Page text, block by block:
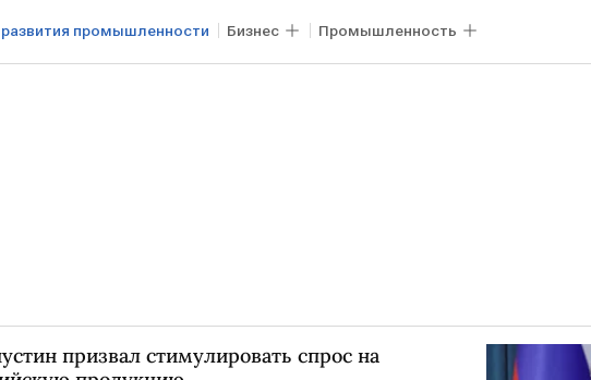
промышленности Бизнес Промышленность
область ТОЛЬЯТТИ АвтоВАЗ Lada Авто
призвал стимулировать спрос на